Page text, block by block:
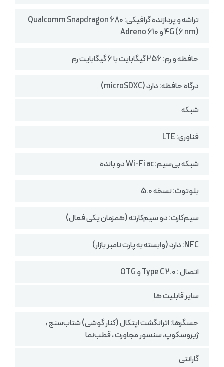
تراشه و پردازنده گرافیکی: Qualcomm Snapdragon 680
4G (6 nm) و Adreno 610
حافظه و رم: 256 گیگابایت با 6 گیگابایت رم
درگاه حافظه: دارد (microSDXC)
شبکه
فناوری: LTE
شبکه بی‌سیم: Wi-Fi ac دو بانده
بلوتوث: نسخه 5.0
سیم‌کارت: دو سیم‌کارته (همزمان یکی فعال)
NFC: دارد (وابسته به پارت نامبر بازار)
اتصال : Type C 2.0 و OTG
سایر قابلیت ها
حسگرها: اثرانگشت اپتکال (کنار گوشی) شتاب‌سنج ،
ژیروسکوپ، سنسور مجاورت ، قطب‌نما
گارانتی